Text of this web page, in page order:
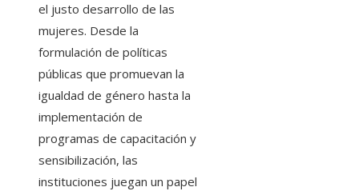
el justo desarrollo de las
mujeres. Desde la
formulación de políticas
públicas que promuevan la
igualdad de género hasta la
implementación de
programas de capacitación y
sensibilización, las
instituciones juegan un papel